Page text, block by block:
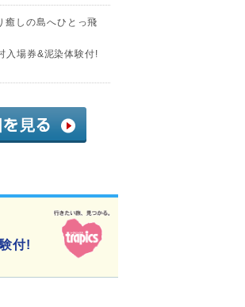
しの島へひとっ飛
入場券&泥染体験付!
付!